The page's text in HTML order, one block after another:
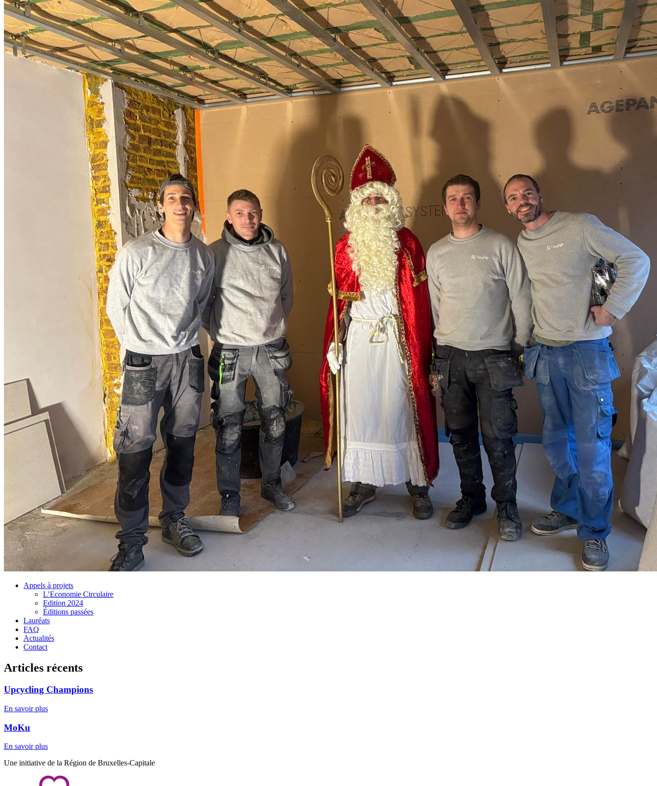
Appels à projets
L’Economie Circulaire
Edition 2024
Éditions passées
Lauréats
FAQ
Actualités
Contact
Articles récents
Upcycling Champions
En savoir plus
MoKu
En savoir plus
Une initiative de la Région de Bruxelles-Capitale